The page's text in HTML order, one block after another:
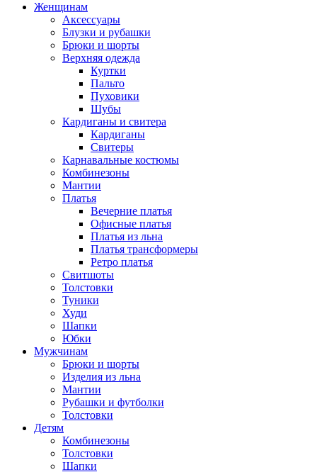
Женщинам
Аксессуары
Блузки и рубашки
Брюки и шорты
Верхняя одежда
Куртки
Пальто
Пуховики
Шубы
Кардиганы и свитера
Кардиганы
Свитеры
Карнавальные костюмы
Комбинезоны
Мантии
Платья
Вечерние платья
Офисные платья
Платья из льна
Платья трансформеры
Ретро платья
Свитшоты
Толстовки
Туники
Худи
Шапки
Юбки
Мужчинам
Брюки и шорты
Изделия из льна
Мантии
Рубашки и футболки
Толстовки
Детям
Комбинезоны
Толстовки
Шапки